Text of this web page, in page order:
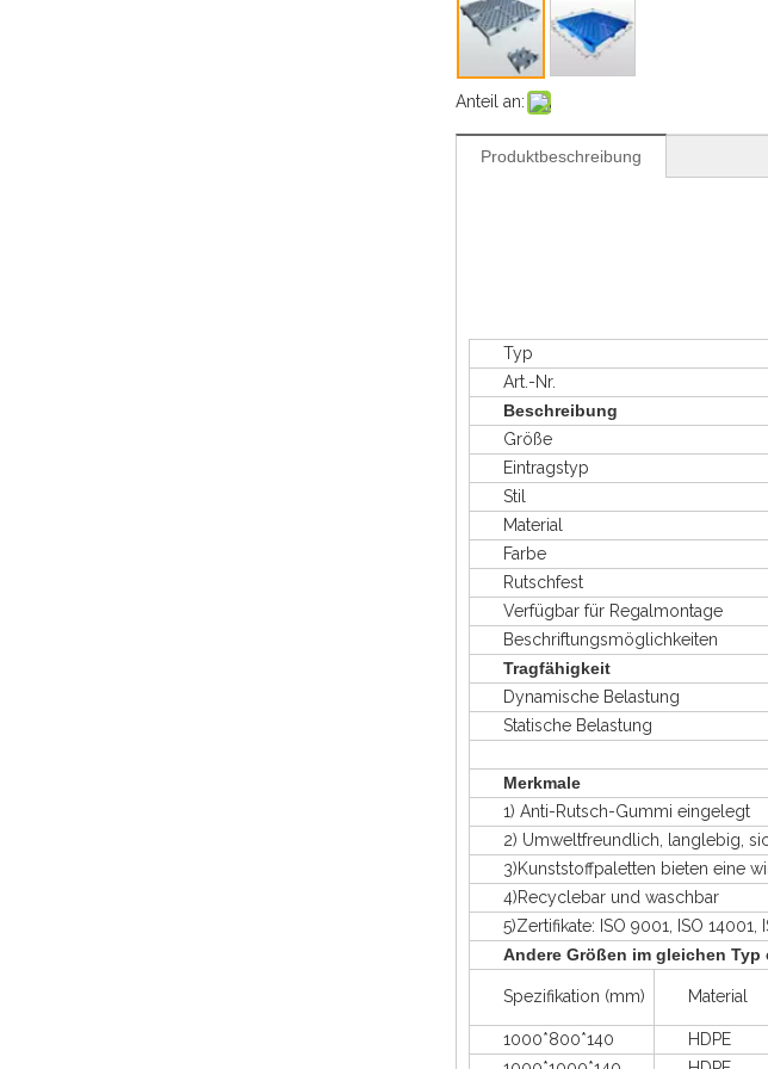
Anteil an:
Produktbeschreibung
Typ
Art.-Nr.
Beschreibung
Größe
Eintragstyp
Stil
Material
Farbe
Rutschfest
Verfügbar für Regalmontage
Beschriftungsmöglichkeiten
Tragfähigkeit
Dynamische Belastung
Statische Belastung
Merkmale
1) Anti-Rutsch-Gummi eingelegt
2) Umweltfreundlich, langlebig,
3)Kunststoffpaletten bieten eine
4)Recyclebar und waschbar
5)Zertifikate: ISO 9001, ISO 14001,
Andere Größen im gleichen Typ
Spezifikation (mm) Material
1000*800*140
HDPE